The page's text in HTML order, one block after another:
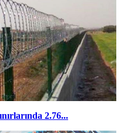
2.76...